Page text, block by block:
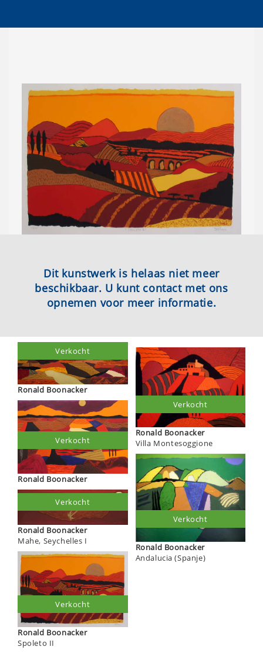
Dit kunstwerk is helaas niet meer
beschikbaar. U kunt contact met ons
opnemen voor meer informatie.
Ronald Boonacker
Verkocht
Ronald Boonacker
Verkocht
Ronald Boonacker
Mahe, Seychelles I
Verkocht
Ronald Boonacker
Spoleto II
Verkocht
Ronald Boonacker
Villa Montesoggione
Verkocht
Ronald Boonacker
Andalucia (Spanje)
Verkocht